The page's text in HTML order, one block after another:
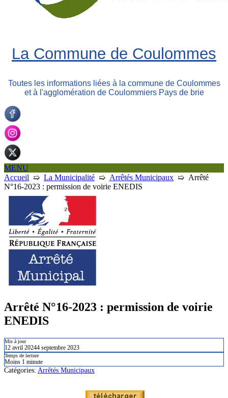
La Commune de Coulommes
Toutes les informations liées à la commune de Coulommes
et à l'agglomération de Coulommiers Pays de brie
MENU
Accueil ➯ La Municipalité ➯ Arrêtés Municipaux ➯ Arrêté
N°16-2023 : permission de voirie ENEDIS
Arrêté N°16-2023 : permission de voirie
ENEDIS
Mis à jour
12 avril 20244 septembre 2023
Temps de lecture
Moins 1 minute
Catégories: Arrêtés Municipaux